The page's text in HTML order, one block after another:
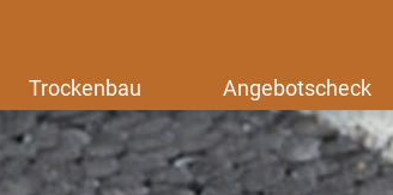
Trockenbau Angebotscheck